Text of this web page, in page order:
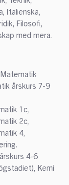
Italienska,
Filosofi,
med mera.
årskurs 7-9
1c,
2c,
4,
4-6
Kemi